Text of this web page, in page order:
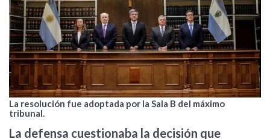
La resolución fue adoptada por la Sala B del máximo
tribunal.
La defensa cuestionaba la decisión que